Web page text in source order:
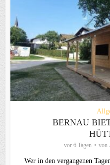
BERNAU
vor 6 Tagen von
Wer in den vergangenen